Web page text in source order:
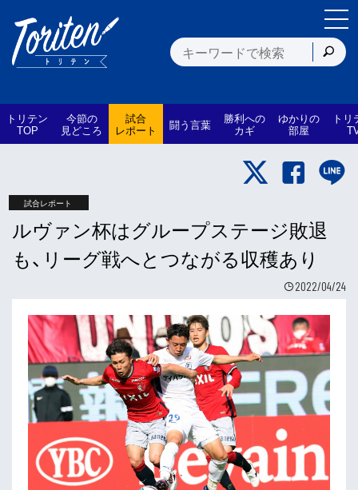
トリテン
TOP
今節の
見どころ
試合
レポート 闘う言葉 勝利への
カギ
ゆかりの
部屋
トリ
試合レポート
ルヴァン杯はグループステージ敗退
も、リーグ戦へとつながる収穫あり
2022/04/24